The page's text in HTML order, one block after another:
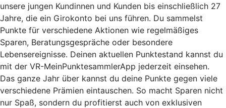
unsere jungen Kundinnen und Kunden bis einschließlich 27
Jahre, die ein Girokonto bei uns führen. Du sammelst
Punkte für verschiedene Aktionen wie regelmäßiges
Sparen, Beratungsgespräche oder besondere
Lebensereignisse. Deinen aktuellen Punktestand kannst du
mit der VR-MeinPunktesammlerApp jederzeit einsehen.
Das ganze Jahr über kannst du deine Punkte gegen viele
verschiedene Prämien eintauschen. So macht Sparen nicht
nur Spaß, sondern du profitierst auch von exklusiven